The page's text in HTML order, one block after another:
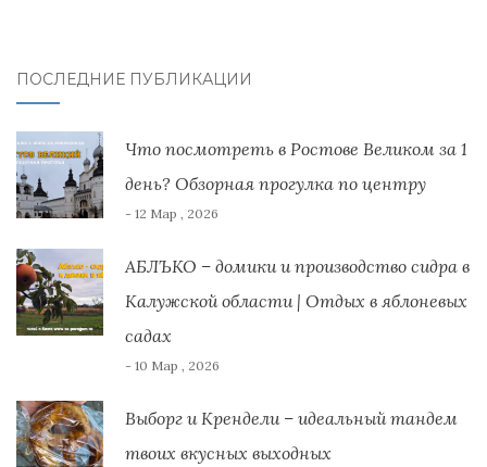
ПОСЛЕДНИЕ ПУБЛИКАЦИИ
Что посмотреть в Ростове Великом за 1
день? Обзорная прогулка по центру
- 12 Мар , 2026
АБЛЪКО – домики и производство сидра в
Калужской области | Отдых в яблоневых
садах
- 10 Мар , 2026
Выборг и Крендели – идеальный тандем
твоих вкусных выходных